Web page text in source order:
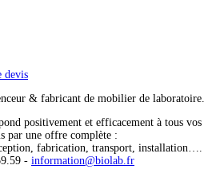
devis
& fabricant de mobilier de laboratoire.
positivement et efficacement à tous vos
par une offre complète :
fabrication, transport, installation….
- information@biolab.fr